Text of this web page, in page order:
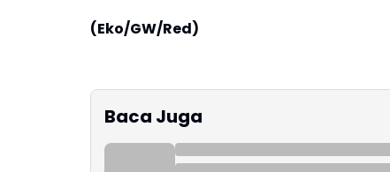
(Eko/GW/Red)
Baca Juga